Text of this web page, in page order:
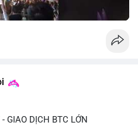
GIAO DỊCH BTC LỚN